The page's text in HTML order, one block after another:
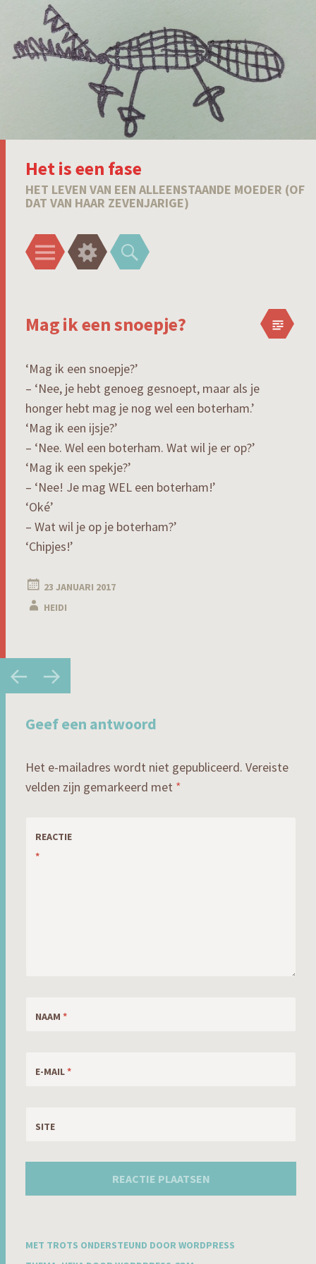
Het is een fase
HET LEVEN VAN EEN ALLEENSTAANDE MOEDER (OF
DAT VAN HAAR ZEVENJARIGE)
Menu Widgets Zoeken
Mag ik een snoepje?
‘Mag ik een snoepje?’
– ‘Nee, je hebt genoeg gesnoept, maar als je
honger hebt mag je nog wel een boterham.’
‘Mag ik een ijsje?’
– ‘Nee. Wel een boterham. Wat wil je er op?’
‘Mag ik een spekje?’
– ‘Nee! Je mag WEL een boterham!’
‘Oké’
– Wat wil je op je boterham?’
‘Chipjes!’
23 JANUARI 2017
HEIDI
Berichtnavigatie
Geef een antwoord
Het e-mailadres wordt niet gepubliceerd. Vereiste
velden zijn gemarkeerd met *
REACTIE
*
NAAM *
E-MAIL*
SITE
MET TROTS ONDERSTEUND DOOR WORDPRESS